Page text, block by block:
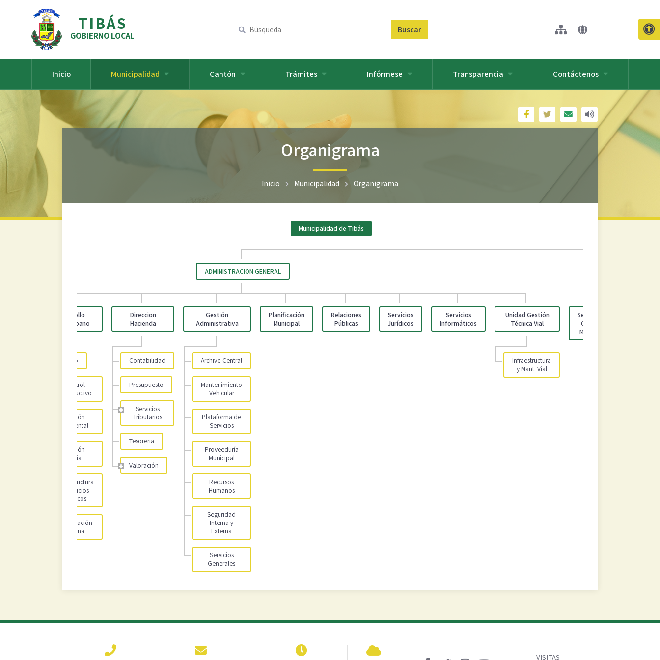
TIBÁS
GOBIERNO LOCAL
Buscar
Inicio Municipalidad Cantón Trámites Infórmese Transparencia Contáctenos
Organigrama
Inicio Municipalidad Organigrama
Municipalidad de Tibás
ADMINISTRACION GENERAL
Desarrollo
Socio-Urbano
Catastro
Control
Constructivo
Gestión
Ambiental
Gestión
Social
Infraestructura
y Servicios
Públicos
Planificación
Urbana
Direccion
Hacienda
Contabilidad
Presupuesto
Servicios
Tributarios
Tesoreria
Valoración
Gestión
Administrativa
Archivo Central
Mantenimiento
Vehicular
Plataforma de
Servicios
Proveeduría
Municipal
Recursos
Humanos
Seguridad
Interna y
Externa
Servicios
Generales
Planificación
Municipal
Relaciones
Públicas
Servicios
Jurídicos
Servicios
Informáticos
Unidad Gestión
Técnica Vial
Infraestructura
y Mant. Vial
Secretaría
Concejo
Municipal
VISITAS